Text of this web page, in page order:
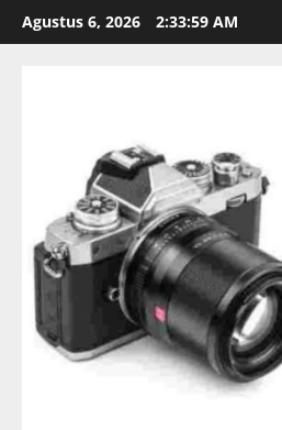
Agustus 6, 2026 2:34:01 AM